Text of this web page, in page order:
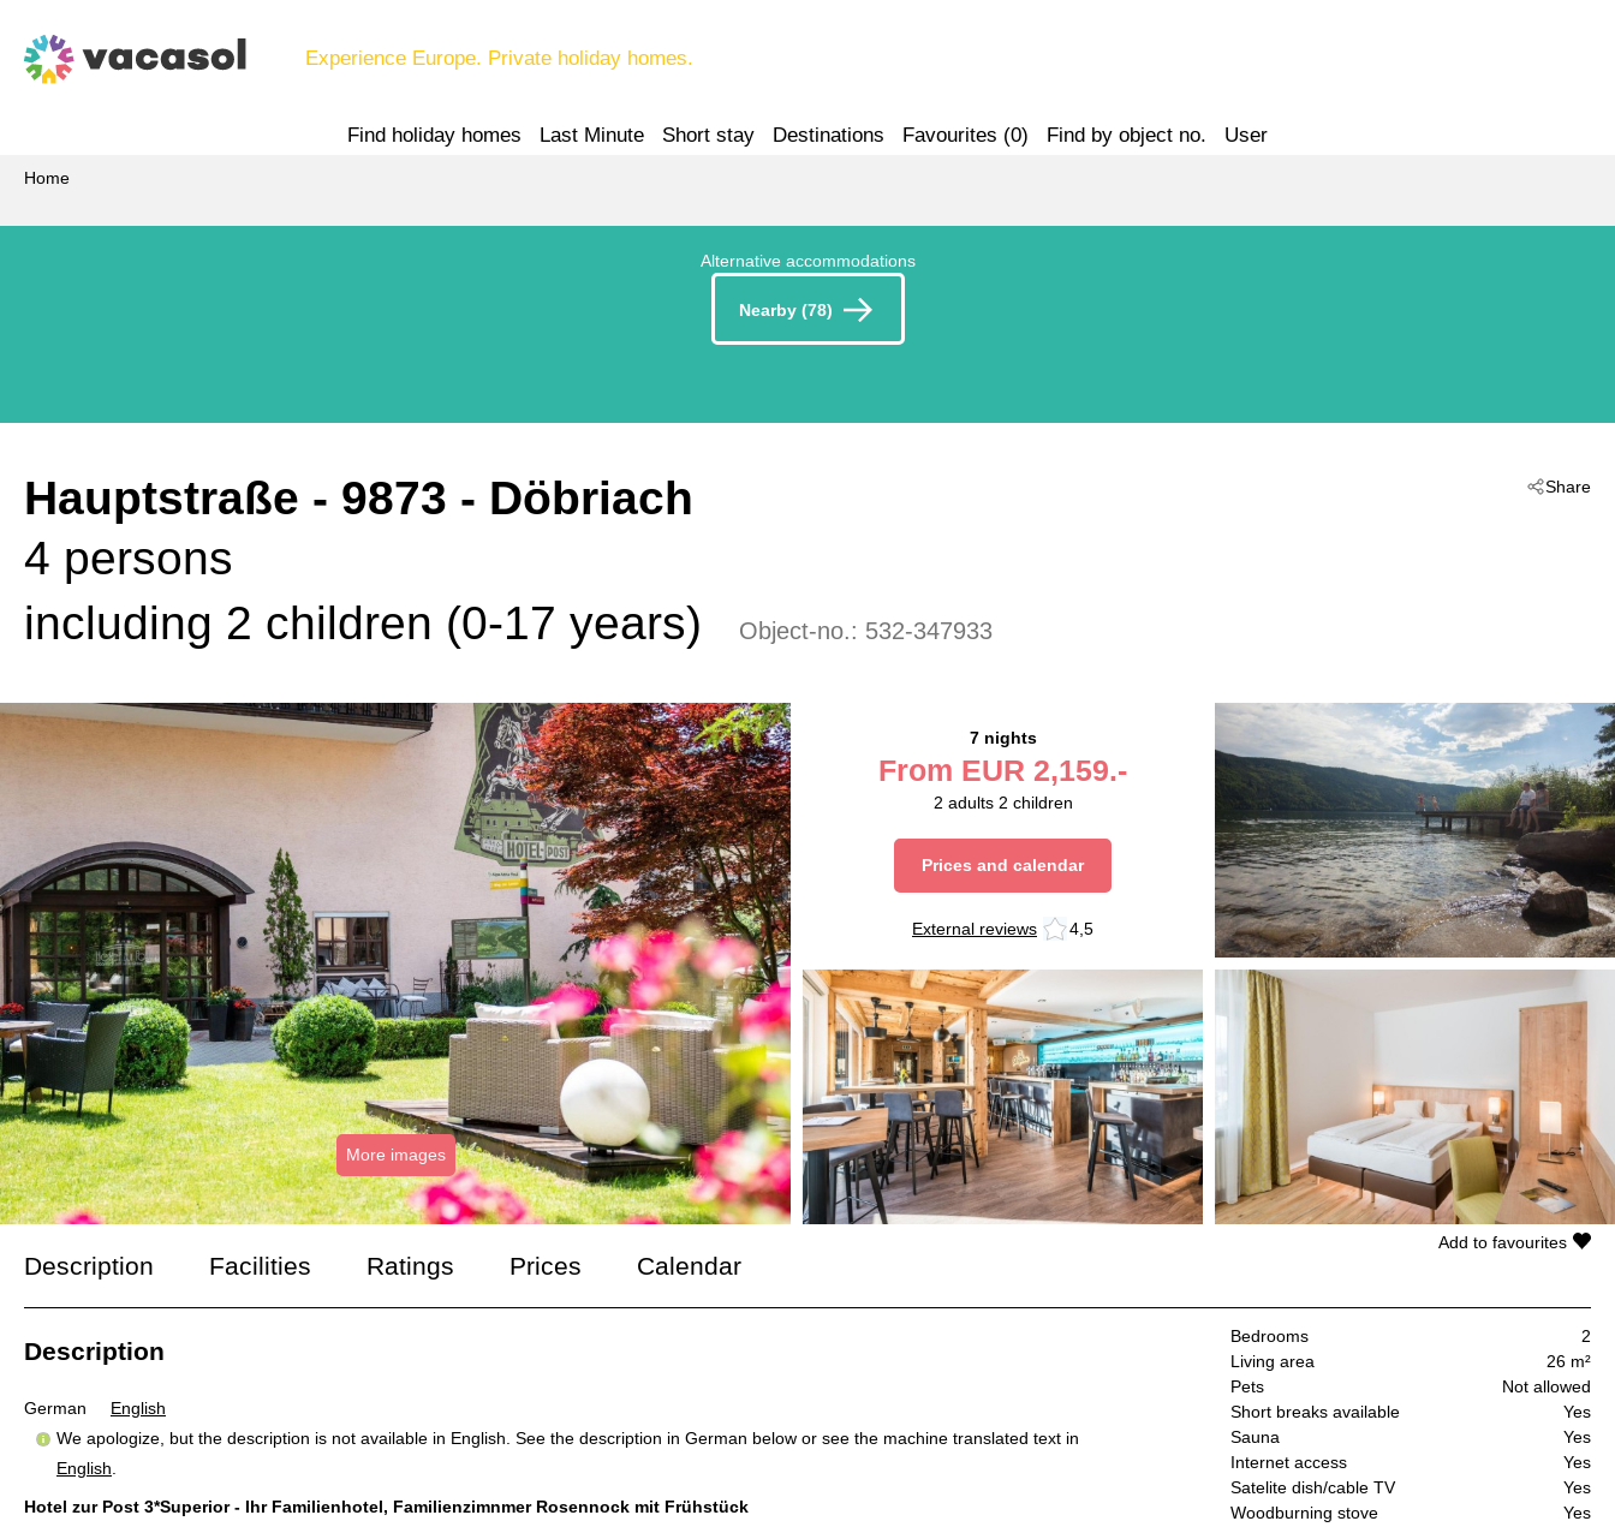
Experience Europe. Private holiday homes.
Find holiday homes Last Minute Short stay Destinations Favourites (0) Find by object no. User
Home
Alternative accommodations
Nearby (78)
Share
Hauptstraße - 9873 - Döbriach
4 persons
including 2 children (0-17 years)
Object-no.: 532-347933
More images
7 nights
From EUR 2,159.-
2 adults 2 children
Prices and calendar
External reviews 4,5
Description Facilities Ratings Prices Calendar
Bedrooms
2
Living area
26 m²
Pets
Not allowed
Short breaks available
Yes
Sauna
Yes
Internet access
Yes
Satelite dish/cable TV
Yes
Woodburning stove
Yes
Add to favourites
Description
German
English
We apologize, but the description is not available in English. See the description in German below or see the machine translated text in
English.
Hotel zur Post 3*Superior - Ihr Familienhotel, Familienzimnmer Rosennock mit Frühstück